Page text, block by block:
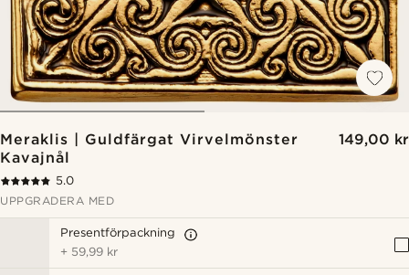
Meraklis | Guldfärgat Virvelmönster
Kavajnål
149,00 kr
5.0
UPPGRADERA MED
Presentförpackning
+ 59,99 kr